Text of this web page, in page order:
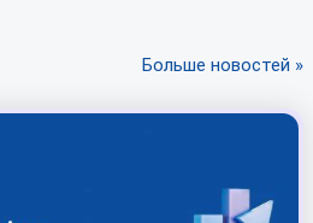
Больше новостей »